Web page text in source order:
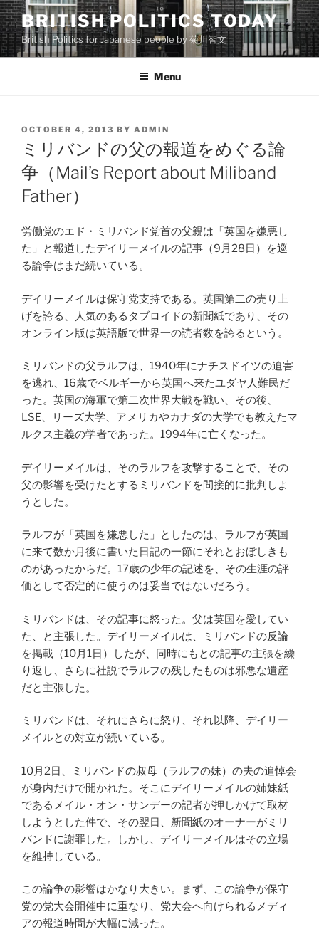
Skip
to
content
BRITISH POLITICS TODAY
British Politics for Japanese people by 菊川智文
Menu
POSTED
ON
OCTOBER 4, 2013 BY ADMIN
ミリバンドの父の報道をめぐる論
争（Mail’s Report about Miliband
Father）
労働党のエド・ミリバンド党首の父親は「英国を嫌悪し
た」と報道したデイリーメイルの記事（9月28日）を巡
る論争はまだ続いている。
デイリーメイルは保守党支持である。英国第二の売り上
げを誇る、人気のあるタブロイドの新聞紙であり、その
オンライン版は英語版で世界一の読者数を誇るという。
ミリバンドの父ラルフは、1940年にナチスドイツの迫害
を逃れ、16歳でベルギーから英国へ来たユダヤ人難民だ
った。英国の海軍で第二次世界大戦を戦い、その後、
LSE、リーズ大学、アメリカやカナダの大学でも教えたマ
ルクス主義の学者であった。1994年に亡くなった。
デイリーメイルは、そのラルフを攻撃することで、その
父の影響を受けたとするミリバンドを間接的に批判しよ
うとした。
ラルフが「英国を嫌悪した」としたのは、ラルフが英国
に来て数か月後に書いた日記の一節にそれとおぼしきも
のがあったからだ。17歳の少年の記述を、その生涯の評
価として否定的に使うのは妥当ではないだろう。
ミリバンドは、その記事に怒った。父は英国を愛してい
た、と主張した。デイリーメイルは、ミリバンドの反論
を掲載（10月1日）したが、同時にもとの記事の主張を繰
り返し、さらに社説でラルフの残したものは邪悪な遺産
だと主張した。
ミリバンドは、それにさらに怒り、それ以降、デイリー
メイルとの対立が続いている。
10月2日、ミリバンドの叔母（ラルフの妹）の夫の追悼会
が身内だけで開かれた。そこにデイリーメイルの姉妹紙
であるメイル・オン・サンデーの記者が押しかけて取材
しようとした件で、その翌日、新聞紙のオーナーがミリ
バンドに謝罪した。しかし、デイリーメイルはその立場
を維持している。
この論争の影響はかなり大きい。まず、この論争が保守
党の党大会開催中に重なり、党大会へ向けられるメディ
アの報道時間が大幅に減った。